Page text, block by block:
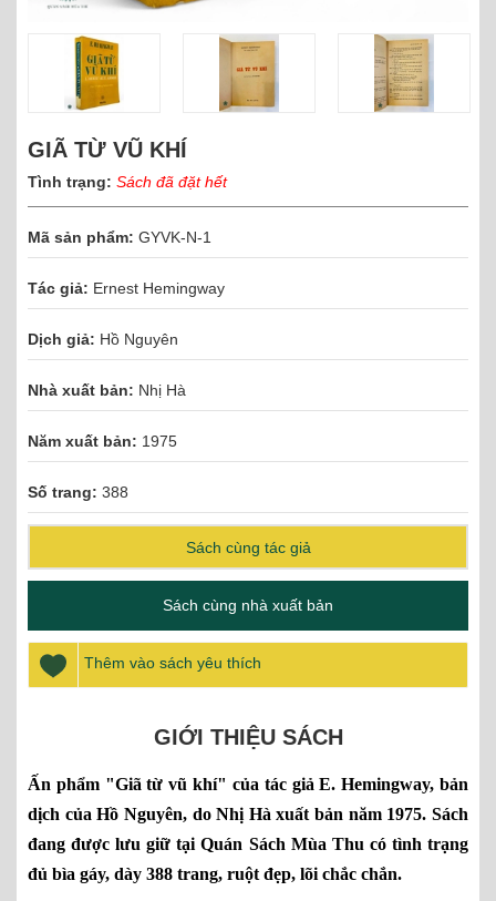
GIÃ TỪ VŨ KHÍ
Tình trạng: Sách đã đặt hết
Mã sản phẩm: GYVK-N-1
Tác giả: Ernest Hemingway
Dịch giả: Hồ Nguyên
Nhà xuất bản: Nhị Hà
Năm xuất bản: 1975
Số trang: 388
Sách cùng tác giả
Sách cùng nhà xuất bản
Thêm vào sách yêu thích
GIỚI THIỆU SÁCH
Ấn phẩm "Giã từ vũ khí" của tác giả E. Hemingway, bản
dịch của Hồ Nguyên, do Nhị Hà xuất bản năm 1975. Sách
đang được lưu giữ tại Quán Sách Mùa Thu có tình trạng
đủ bìa gáy, dày 388 trang, ruột đẹp, lõi chắc chắn.